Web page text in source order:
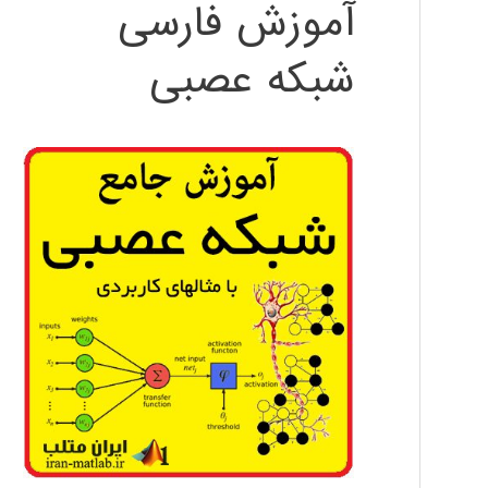
آموزش فارسی
شبکه عصبی